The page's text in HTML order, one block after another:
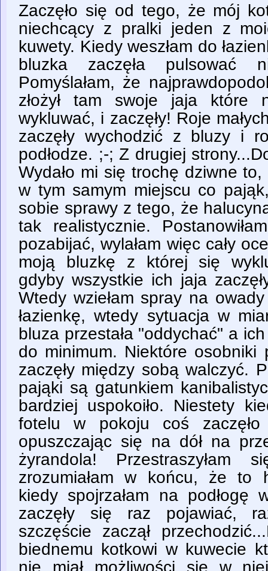
Zaczęło się od tego, że mój
niechcący z pralki jeden z
kuwety. Kiedy weszłam do
bluzka zaczęła pulsować
Pomyślałam, że
złożył tam swoje jaja które
wykluwać, i zaczęły! Roje
zaczęły wychodzić z bluzy i
podłodze. ;-; Z drugiej
Wydało mi się trochę dziwne to,
w tym samym miejscu co
sobie sprawy z tego, że
tak realistycznie.
pozabijać, wylałam więc cały
moją bluzkę z której się
gdyby wszystkie ich jaja
Wtedy wziełam spray na
łazienkę, wtedy sytuacja w
bluza przestała "oddychać" a
do minimum. Niektóre osobniki
zaczęły między sobą walczyć.
pająki są gatunkiem
bardziej uspokoiło. Niestety
fotelu w pokoju coś
opuszczając się na dół na
żyrandola!
zrozumiałam w końcu, że to
kiedy spojrzałam na podłogę
zaczęły się raz pojawiać,
szczęście zaczął
biednemu kotkowi w kuwecie
nie miał możliwości się w